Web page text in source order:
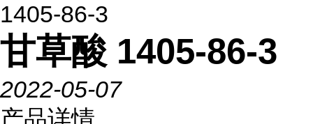
1405-86-3
甘草酸 1405-86-3
2022-05-07
产品详情